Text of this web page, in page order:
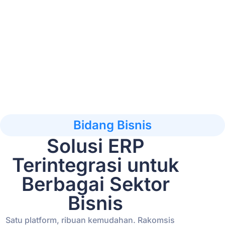
Bidang Bisnis
Solusi ERP
Terintegrasi untuk
Berbagai Sektor
Bisnis
Satu platform, ribuan kemudahan. Rakomsis